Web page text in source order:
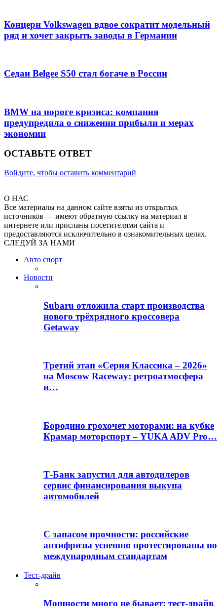
Концерн Volkswagen вдвое сократит модельный
ряд и хочет закрыть заводы в Германии
Седан Belgee S50 стал богаче в России
BMW на пороге кризиса: компания
предупредила о снижении прибыли и мерах
экономии
ОСТАВЬТЕ ОТВЕТ
Войдите, чтобы оставить комментарий
О НАС
Все материалы на данном сайте взяты из открытых
источников — имеют обратную ссылку на материал в
интернете или присланы посетителями сайта и
предоставляются исключительно в ознакомительных целях.
СЛЕДУЙ ЗА НАМИ
Авто спорт
Новости
Subaru отложила старт производства
нового трёхрядного кроссовера
Getaway
Третий этап «Серия Классика – 2026»
на Moscow Raceway: ретроатмосфера
и…
Бородино грохочет моторами: на кубке
Крамар моторспорт – YUKA ADV Pro…
Т-Банк запустил для автодилеров
сервис финансирования выкупа
автомобилей
С запасом прочности: российские
антифризы успешно протестированы по
международным стандартам
Тест-драйв
Мощности много не бывает: тест-драйв